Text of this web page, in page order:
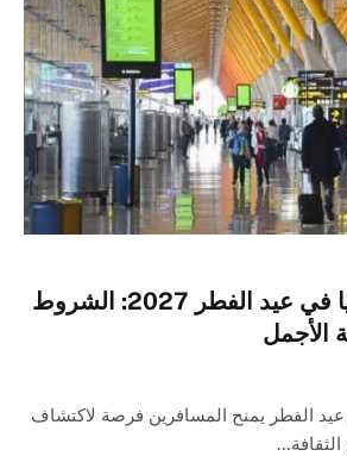
السفر إلى إسبانيا في عيد الفطر 2027: الشروط
الأجمل
عيد الفطر يمنح المسافرين فرصة لاكتشاف